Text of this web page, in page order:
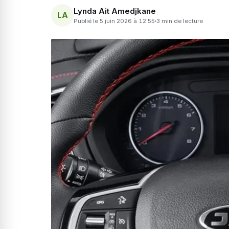
LA Lynda Ait Amedjkane
Publié le 5 juin 2026 à 12:55 3 min de lecture